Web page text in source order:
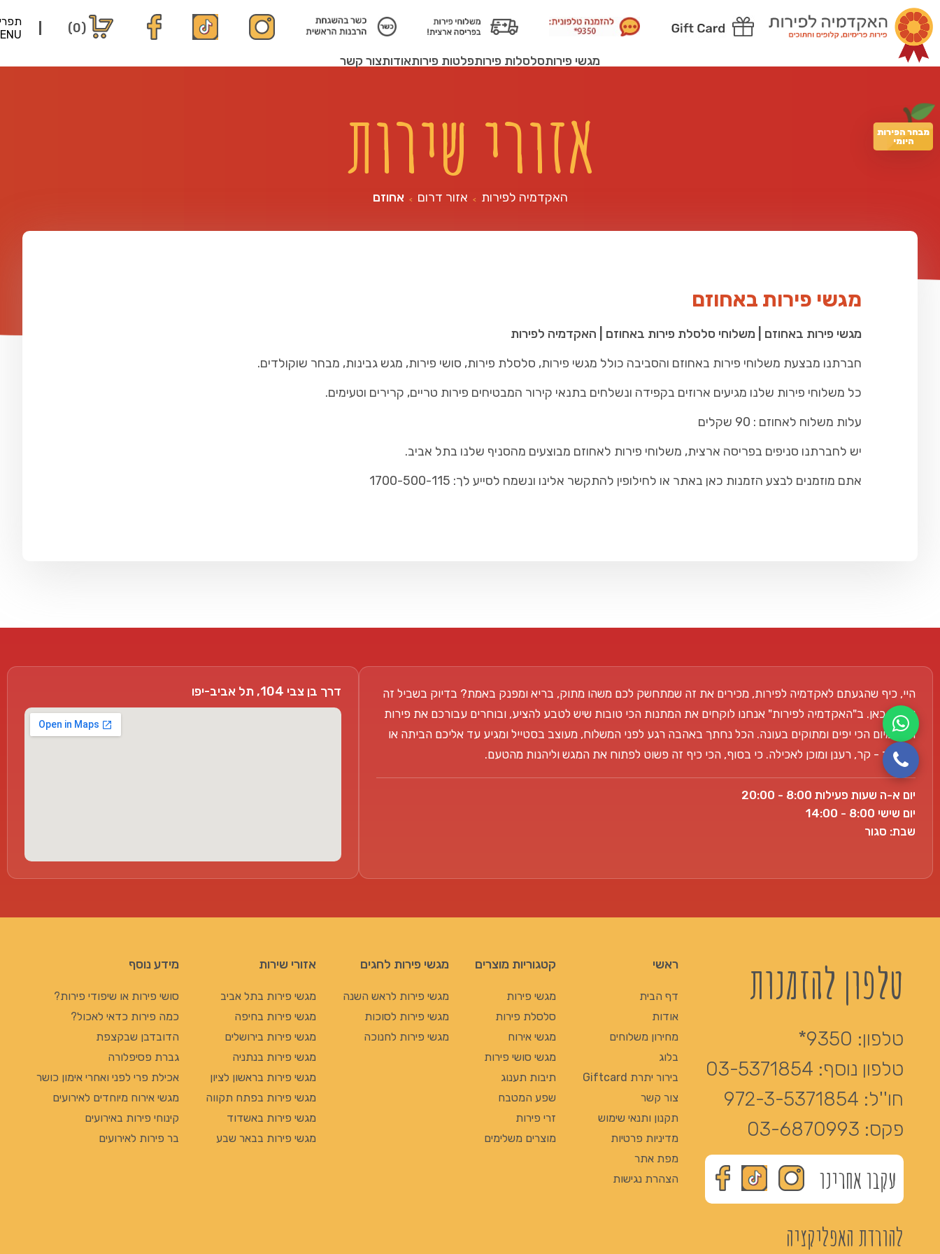
(0)
מגשי פירותסלסלות פירותפלטות פירותאודותצור קשר
מבחר הפירות
היומי
אזורי שירות
האקדמיה לפירות > אזור דרום > אחוזם
מגשי פירות באחוזם
מגשי פירות באחוזם | משלוחי סלסלת פירות באחוזם | האקדמיה לפירות
חברתנו מבצעת משלוחי פירות באחוזם והסביבה כולל מגשי פירות, סלסלת פירות, סושי פירות, מגש גבינות, מבחר שוקולדים.
כל משלוחי פירות שלנו מגיעים ארוזים בקפידה ונשלחים בתנאי קירור המבטיחים פירות טריים, קרירים וטעימים.
עלות משלוח לאחוזם : 90 שקלים
יש לחברתנו סניפים בפריסה ארצית, משלוחי פירות לאחוזם מבוצעים מהסניף שלנו בתל אביב.
אתם מוזמנים לבצע הזמנות כאן באתר או לחילופין להתקשר אלינו ונשמח לסייע לך: 1700-500-115
היי, כיף שהגעתם לאקדמיה לפירות, מכירים את זה שמתחשק לכם משהו מתוק, בריא ומפנק באמת? בדיוק בשביל זה
אנחנו כאן. ב"האקדמיה לפירות" אנחנו לוקחים את המתנות הכי טובות שיש לטבע להציע, ובוחרים עבורכם את פירות
הפרימיום הכי יפים ומתוקים בעונה. הכל נחתך באהבה רגע לפני המשלוח, מעוצב בסטייל ומגיע עד אליכם הביתה או
למשרד - קר, רענן ומוכן לאכילה. כי בסוף, הכי כיף זה פשוט לפתוח את המגש וליהנות מהטעם.
יום א-ה שעות פעילות 8:00 - 20:00
יום שישי 8:00 - 14:00
שבת: סגור
דרך בן צבי 104, תל אביב-יפו
טלפון להזמנות
טלפון: 9350*
טלפון נוסף: 03-5371854
חו''ל: 972-3-5371854
פקס: 03-6870993
עקבו אחרינו
להורדת האפליקציה
ראשי
דף הבית
אודות
מחירון משלוחים
בלוג
בירור יתרת Giftcard
צור קשר
תקנון ותנאי שימוש
מדיניות פרטיות
מפת אתר
הצהרת נגישות
קטגוריות מוצרים
מגשי פירות
סלסלת פירות
מגשי אירוח
מגשי סושי פירות
תיבות תענוג
שפע המטבח
זרי פירות
מוצרים משלימים
מגשי פירות לחגים
מגשי פירות לראש השנה
מגשי פירות לסוכות
מגשי פירות לחנוכה
אזורי שירות
מגשי פירות בתל אביב
מגשי פירות בחיפה
מגשי פירות בירושלים
מגשי פירות בנתניה
מגשי פירות בראשון לציון
מגשי פירות בפתח תקווה
מגשי פירות באשדוד
מגשי פירות בבאר שבע
מידע נוסף
סושי פירות או שיפודי פירות?
כמה פירות כדאי לאכול?
הדובדבן שבקצפת
גברת פסיפלורה
אכילת פרי לפני ואחרי אימון כושר
מגשי אירוח מיוחדים לאירועים
קינוחי פירות באירועים
בר פירות לאירועים